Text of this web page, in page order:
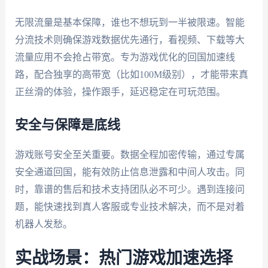
无限流量是基本保障，谁也不想玩到一半被限速。智能
分流技术则确保游戏数据优先通行，看视频、下载等大
流量应用不会抢占带宽。专为游戏优化的回国加速线
路，配合独享的高带宽（比如100M级别），才能带来真
正丝滑的体验，操作跟手，延迟稳定在可玩范围。
安全与保障是底线
游戏账号安全至关重要。数据全程加密传输，通过专属
安全通道回国，能有效防止信息泄露和中间人攻击。同
时，靠谱的售后和技术支持团队必不可少。遇到连接问
题，能快速找到真人客服或专业技术解决，而不是对着
机器人发愁。
实战场景：热门游戏加速选择